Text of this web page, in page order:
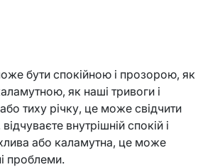
бути спокійною і прозорою, як
як наші тривоги і
тиху річку, це може свідчити
внутрішній спокій і
або каламутна, це може
проблеми.